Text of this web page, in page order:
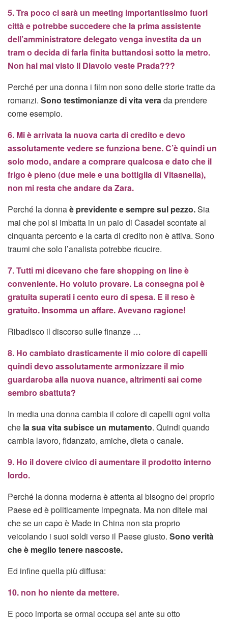
5. Tra poco ci sarà un meeting importantissimo fuori
città e potrebbe succedere che la prima assistente
dell’amministratore delegato venga investita da un
tram o decida di farla finita buttandosi sotto la metro.
Non hai mai visto Il Diavolo veste Prada???
Perché per una donna i film non sono delle storie tratte da
romanzi. Sono testimonianze di vita vera da prendere
come esempio.
6. Mi è arrivata la nuova carta di credito e devo
assolutamente vedere se funziona bene. C’è quindi un
solo modo, andare a comprare qualcosa e dato che il
frigo è pieno (due mele e una bottiglia di Vitasnella),
non mi resta che andare da Zara.
Perché la donnaè previdente e sempre sul pezzo.Sia
mai che poi si imbatta in un paio di Casadei scontate al
cinquanta percento e la carta di credito non è attiva. Sono
traumi che solo l’analista potrebbe ricucire.
7. Tutti mi dicevano che fare shopping on line è
conveniente. Ho voluto provare. La consegna poi è
gratuita superati i cento euro di spesa. E il reso è
gratuito. Insomma un affare. Avevano ragione!
Ribadisco il discorso sulle finanze …
8. Ho cambiato drasticamente il mio colore di capelli
quindi devo assolutamente armonizzare il mio
guardaroba alla nuova nuance, altrimenti sai come
sembro sbattuta?
In media una donna cambia il colore di capelli ogni volta
che la sua vita subisce un mutamento. Quindi quando
cambia lavoro, fidanzato, amiche, dieta o canale.
9. Ho il dovere civico di aumentare il prodotto interno
lordo.
Perché la donna moderna è attenta ai bisogno del proprio
Paese ed è politicamente impegnata. Ma non ditele mai
che se un capo è Made in China non sta proprio
veicolando i suoi soldi verso il Paese giusto. Sono verità
che è meglio tenere nascoste.
Ed infine quella più diffusa:
10. non ho niente da mettere.
E poco importa se ormai occupa sei ante su otto